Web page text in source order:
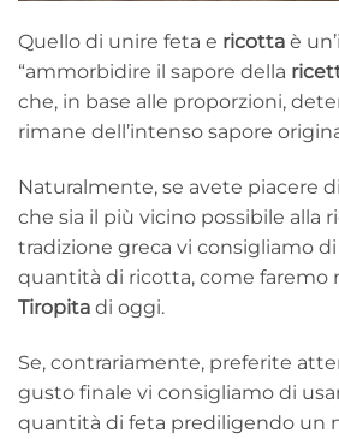
Quello di unire feta e ricotta è
“ammorbidire il sapore della
che, in base alle proporzioni,
rimane dell’intenso sapore
Naturalmente, se avete piacere
che sia il più vicino possibile alla
tradizione greca vi consigliamo
quantità di ricotta, come faremo
Tiropita di oggi.
Se, contrariamente, preferite
gusto finale vi consigliamo di
quantità di feta prediligendo un